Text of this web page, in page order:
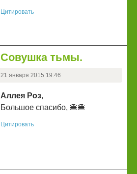
Цитировать
Совушка тьмы.
21 января 2015 19:46
Аллея Роз,
Большое спасибо, 🍔🍔
Цитировать